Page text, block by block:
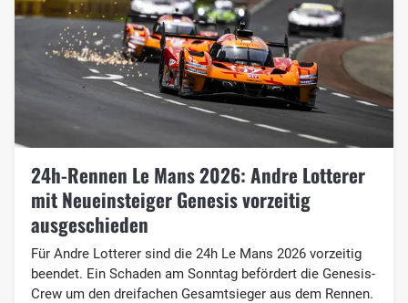
24h-Rennen Le Mans 2026: Andre Lotterer
mit Neueinsteiger Genesis vorzeitig
ausgeschieden
Für Andre Lotterer sind die 24h Le Mans 2026 vorzeitig
beendet. Ein Schaden am Sonntag befördert die Genesis-
Crew um den dreifachen Gesamtsieger aus dem Rennen.